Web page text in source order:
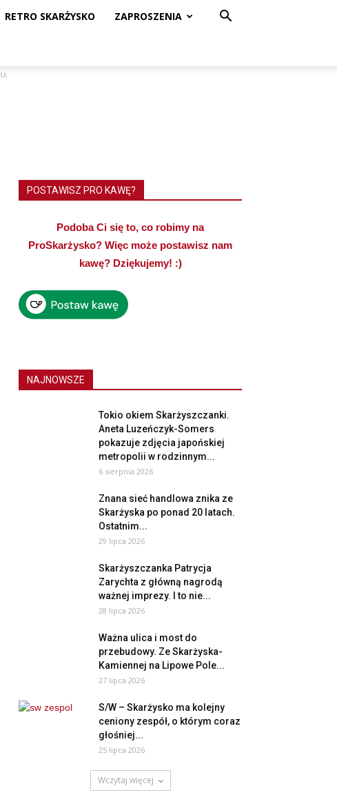
RETRO SKARŻYSKO ZAPROSZENIA
POSTAWISZ PRO KAWĘ?
Podoba Ci się to, co robimy na
ProSkarżysko? Więc może postawisz nam
kawę? Dziękujemy! :)
NAJNOWSZE
Tokio okiem Skarżyszczanki.
Aneta Luzeńczyk-Somers
pokazuje zdjęcia japońskiej
metropolii w rodzinnym...
6 sierpnia 2026
Znana sieć handlowa znika ze
Skarżyska po ponad 20 latach.
Ostatnim...
29 lipca 2026
Skarżyszczanka Patrycja
Zarychta z główną nagrodą
ważnej imprezy. I to nie...
28 lipca 2026
Ważna ulica i most do
przebudowy. Ze Skarżyska-
Kamiennej na Lipowe Pole...
27 lipca 2026
S/W – Skarżysko ma kolejny
ceniony zespół, o którym coraz
głośniej...
25 lipca 2026
Wczytaj więcej